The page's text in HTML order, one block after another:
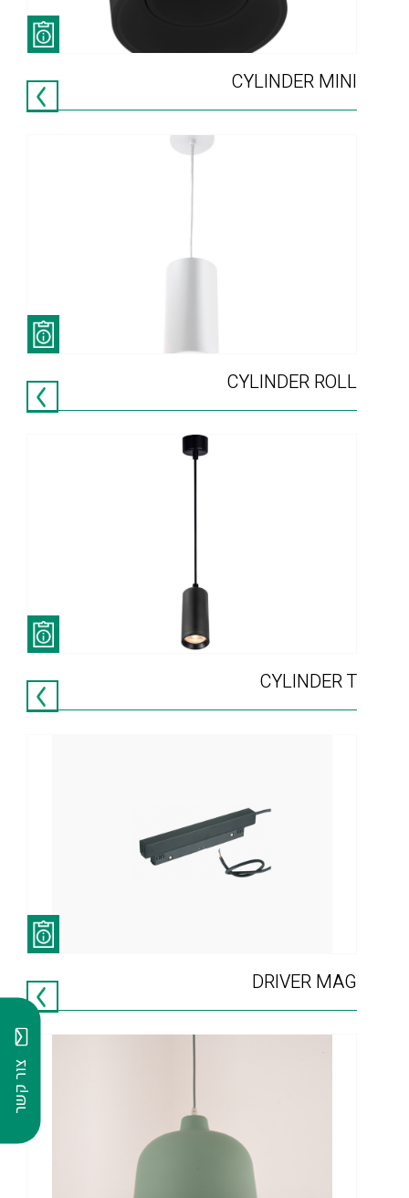
צור קשר
CYLINDER MINI
CYLINDER ROLL
CYLINDER T
DRIVER MAG